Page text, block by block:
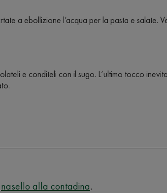
a ebollizione l’acqua per la pasta e salate.
e conditeli con il sugo. L’ultimo tocco
nasello alla contadina.